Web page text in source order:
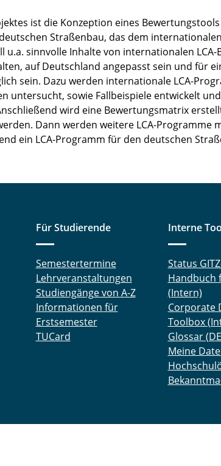
ist die Konzeption eines
Straßenbau, das dem
u.a. sinnvolle Inhalte von internationalen
auf Deutschland angepasst sein und für
sein. Dazu werden internationale LCA-
untersucht, sowie Fallbeispiele entwickelt
wird eine Bewertungsmatrix
Dann werden weitere LCA-Programme
ein LCA-Programm für den deutschen
Für Studierende
Semestertermine
Lehrveranstaltungen
Studiengänge von A-Z
Informationen für
Erstsemester
TUCard
Interne
Status
Handbuch
(Intern)
Corporate
Toolbox
Glossar
Meine